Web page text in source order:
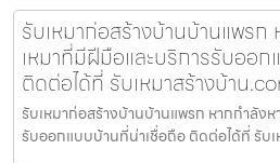
รับเหมาก่อสร้างบ้านบ้านแพรก
เหมาที่มีฝีมือและบริการรับออ
ติดต่อได้ที่ รับเหมาสร้างบ้าน
รับเหมาก่อสร้างบ้านบ้านแพรก หากกำลัง
รับออกแบบบ้านที่น่าเชื่อถือ ติดต่อได้ที่ รับเ